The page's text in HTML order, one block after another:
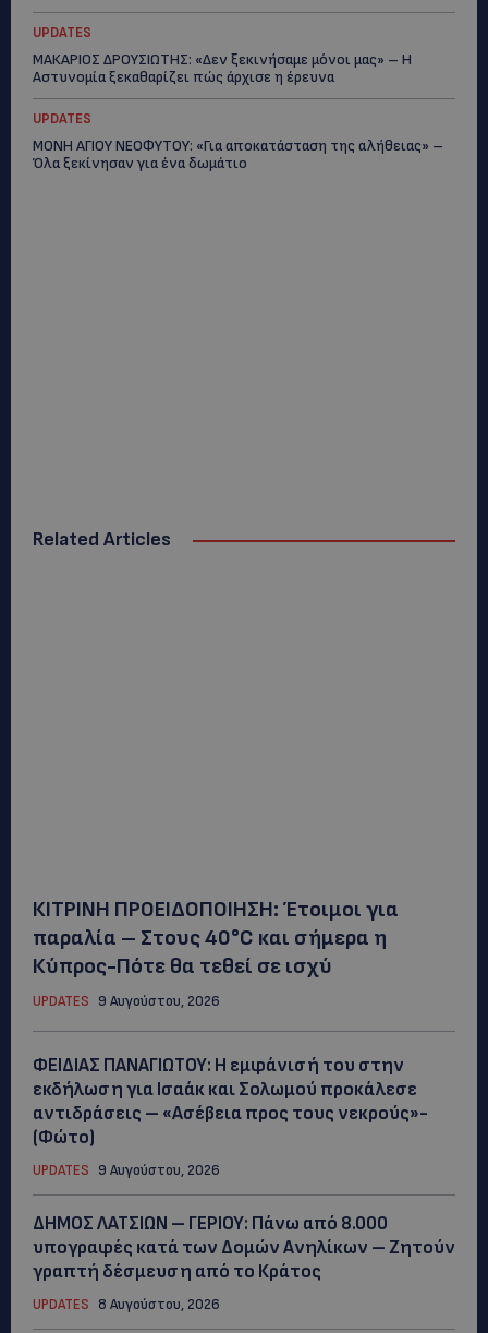
UPDATES
ΜΑΚΑΡΙΟΣ ΔΡΟΥΣΙΩΤΗΣ: «Δεν ξεκινήσαμε μόνοι μας» – Η
Αστυνομία ξεκαθαρίζει πώς άρχισε η έρευνα
UPDATES
ΜΟΝΗ ΑΓΙΟΥ ΝΕΟΦΥΤΟΥ: «Για αποκατάσταση της αλήθειας» –
Όλα ξεκίνησαν για ένα δωμάτιο
Related Articles
ΚΙΤΡΙΝΗ ΠΡΟΕΙΔΟΠΟΙΗΣΗ: Έτοιμοι για
παραλία – Στους 40°C και σήμερα η
Κύπρος-Πότε θα τεθεί σε ισχύ
UPDATES 9 Αυγούστου, 2026
ΦΕΙΔΙΑΣ ΠΑΝΑΓΙΩΤΟΥ: Η εμφάνισή του στην
εκδήλωση για Ισαάκ και Σολωμού προκάλεσε
αντιδράσεις – «Ασέβεια προς τους νεκρούς»-
(Φώτο)
UPDATES 9 Αυγούστου, 2026
ΔΗΜΟΣ ΛΑΤΣΙΩΝ – ΓΕΡΙΟΥ: Πάνω από 8.000
υπογραφές κατά των Δομών Ανηλίκων – Ζητούν
γραπτή δέσμευση από το Κράτος
UPDATES 8 Αυγούστου, 2026